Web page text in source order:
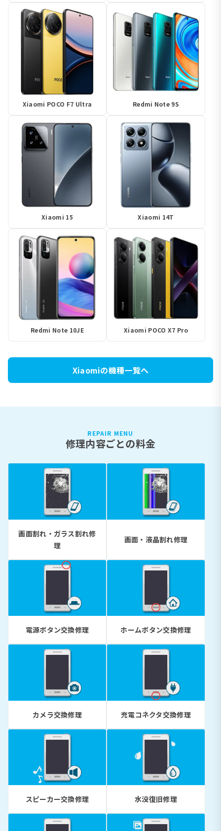
Xiaomi POCO F7 Ultra Redmi Note 9S
Xiaomi 15 Xiaomi 14T
Redmi Note 10JE Xiaomi POCO X7 Pro
Xiaomiの機種一覧へ
REPAIR MENU
修理内容ごとの料金
画面割れ・ガラス割れ修
理
画面・液晶割れ修理
電源ボタン交換修理 ホームボタン交換修理
カメラ交換修理 充電コネクタ交換修理
スピーカー交換修理 水没復旧修理